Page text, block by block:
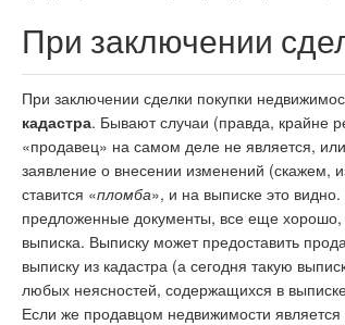
При заключении
При заключении сделки покупки
кадастра. Бывают случаи (правда, крайне
«продавец» на самом деле не является,
заявление о внесении изменений (скажем,
ставится «пломба», и на выписке это
предложенные документы, все еще
выписка. Выписку может предоставить
выписку из кадастра (а сегодня такую
любых неясностей, содержащихся в
Если же продавцом недвижимости